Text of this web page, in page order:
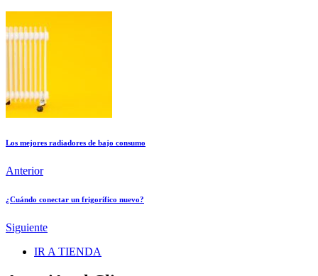
Los mejores radiadores de bajo consumo
Anterior
¿Cuándo conectar un frigorífico nuevo?
Siguiente
IR A TIENDA